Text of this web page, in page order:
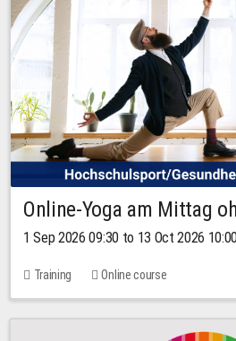
Online-Yoga am Mittag
1 Sep 2026 09:30 to 13 Oct 2026
Training Online course